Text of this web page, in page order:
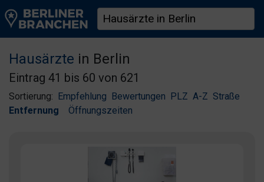
Hausärzte in Berlin
Eintrag 41 bis 60 von 621
Sortierung: Empfehlung Bewertungen PLZ A-Z Straße
Entfernung
Öffnungszeiten